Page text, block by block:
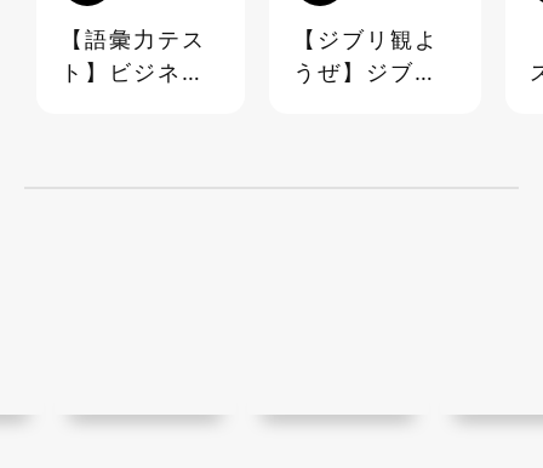
【語彙力テス
ト】ビジネス
【ジブリ観よ
うぜ】ジブリ